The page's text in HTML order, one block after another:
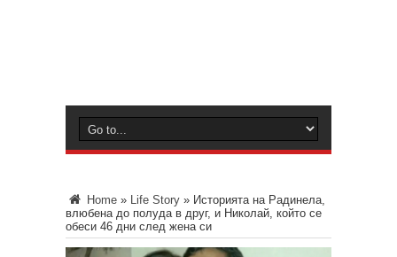
Home » Life Story » Историята на Радинела,
влюбена до полуда в друг, и Николай, който се
обеси 46 дни след жена си